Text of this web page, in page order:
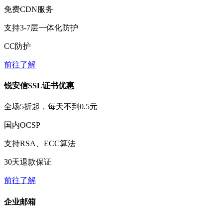
免费CDN服务
支持3-7层一体化防护
CC防护
前往了解
锐安信SSL证书优惠
全场5折起，每天不到 0.5元
国内OCSP
支持RSA、ECC算法
30天退款保证
前往了解
企业邮箱